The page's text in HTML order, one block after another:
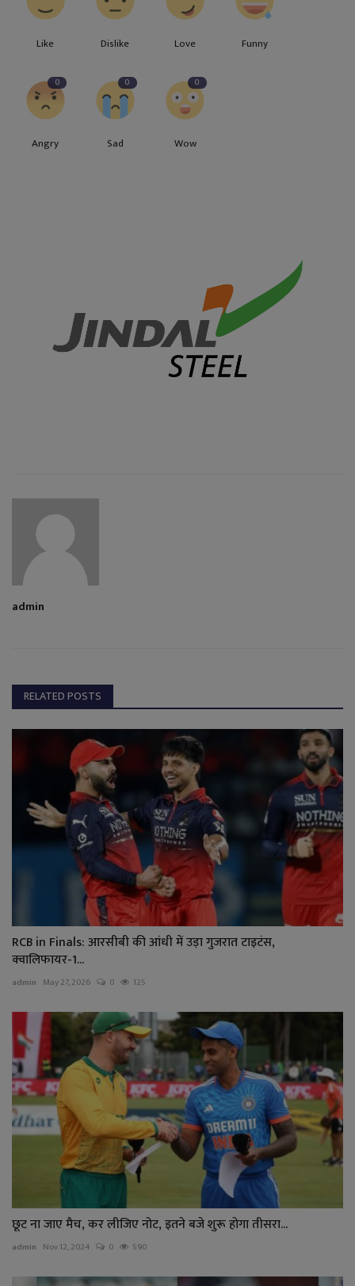
Like Dislike Love Funny
0
Angry
0
Sad
0
Wow
admin
RELATED POSTS
RCB in Finals: आरसीबी की आंधी में उड़ा गुजरात टाइटंस,
क्वालिफायर-1...
admin May 27, 2026 0 125
छूट ना जाए मैच, कर लीजिए नोट, इतने बजे शुरू होगा तीसरा...
admin Nov 12, 2024 0 590